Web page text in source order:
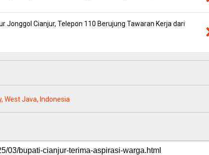
Jonggol Cianjur, Telepon 110 Berujung Tawaran Kerja dari
West Java, Indonesia